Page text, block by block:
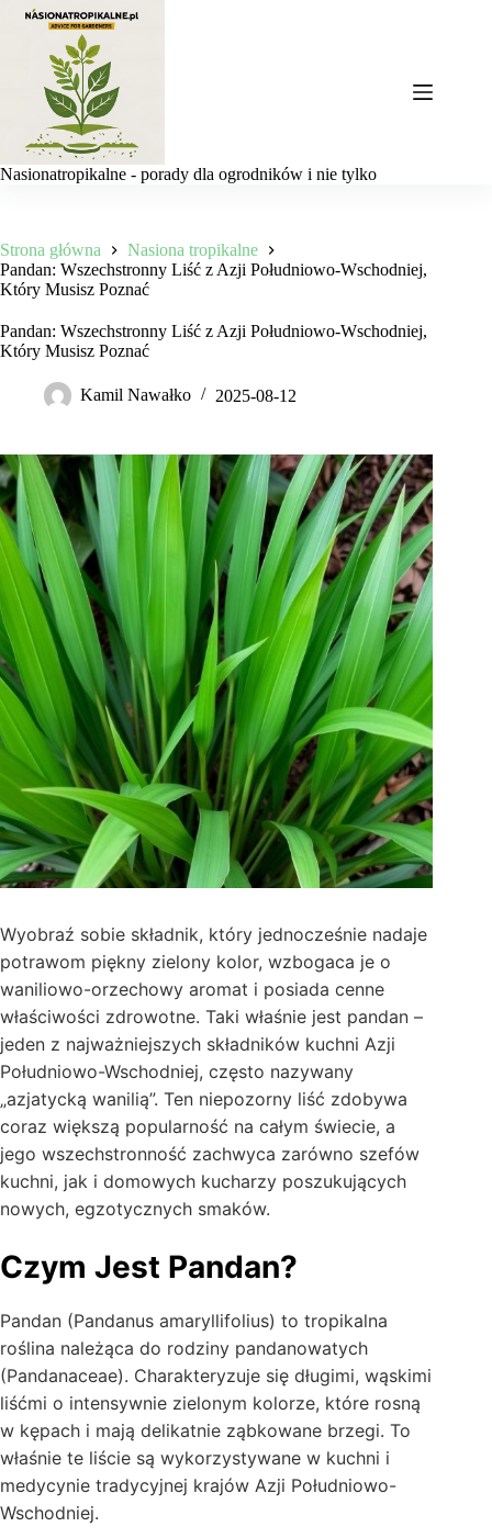
Przejdź
Nasionatropikalne - porady dla ogrodników i nie tylko
Strona główna
Nasiona tropikalne
Pandan: Wszechstronny Liść z Azji Południowo-Wschodniej,
Który Musisz Poznać
Pandan: Wszechstronny Liść z Azji Południowo-Wschodniej,
Który Musisz Poznać
Kamil Nawałko 2025-08-12
Wyobraź sobie składnik, który jednocześnie nadaje
potrawom piękny zielony kolor, wzbogaca je o
waniliowo-orzechowy aromat i posiada cenne
właściwości zdrowotne. Taki właśnie jest pandan –
jeden z najważniejszych składników kuchni Azji
Południowo-Wschodniej, często nazywany
„azjatycką wanilią”. Ten niepozorny liść zdobywa
coraz większą popularność na całym świecie, a
jego wszechstronność zachwyca zarówno szefów
kuchni, jak i domowych kucharzy poszukujących
nowych, egzotycznych smaków.
Czym Jest Pandan?
Pandan (Pandanus amaryllifolius) to tropikalna
roślina należąca do rodziny pandanowatych
(Pandanaceae). Charakteryzuje się długimi, wąskimi
liśćmi o intensywnie zielonym kolorze, które rosną
w kępach i mają delikatnie ząbkowane brzegi. To
właśnie te liście są wykorzystywane w kuchni i
medycynie tradycyjnej krajów Azji Południowo-
Wschodniej.